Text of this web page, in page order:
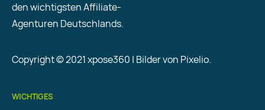
den wichtigsten Affiliate-
Agenturen Deutschlands.
Copyright © 2021 xpose360 | Bilder von Pixelio.
WICHTIGES